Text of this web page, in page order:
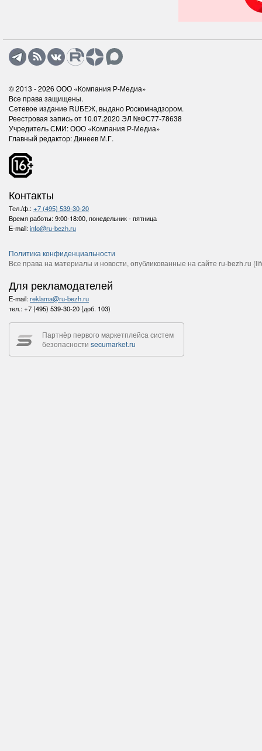
© 2013 - 2026 ООО «Компания Р-Медиа»
Все права защищены.
Сетевое издание RUБЕЖ, выдано Роскомнадзором.
Реестровая запись от 10.07.2020 ЭЛ №ФС77-78638
Учредитель СМИ: ООО «Компания Р-Медиа»
Главный редактор: Динеев М.Г.
Контакты
Тел./ф.:+7 (495) 539-30-20
Время работы:9:00-18:00, понедельник - пятница
E-mail:info@ru-bezh.ru
Политика конфиденциальности
Все права на материалы и новости, опубликованные на сайте ru-bezh.ru
Для рекламодателей
E-mail:reklama@ru-bezh.ru
тел.:+7 (495) 539-30-20 (доб. 103)
Партнёр первого маркетплейса систем
безопасности secumarket.ru